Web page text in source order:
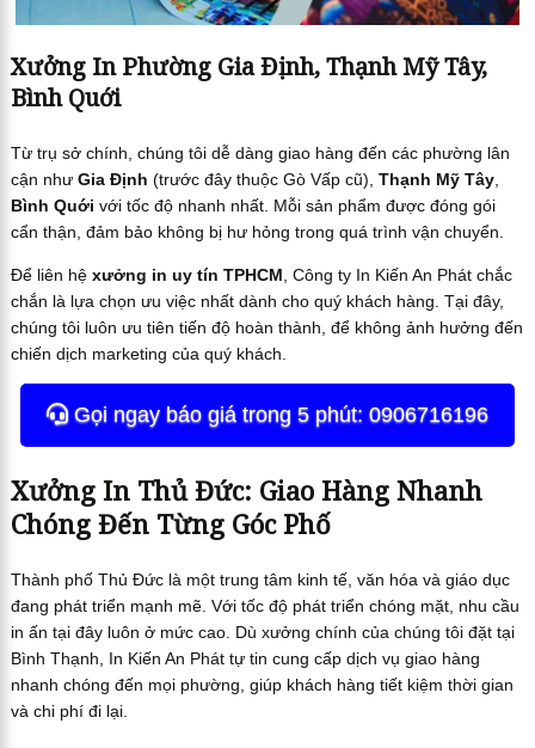
Xưởng In Phường Gia Định, Thạnh Mỹ Tây,
Bình Quới
Từ trụ sở chính, chúng tôi dễ dàng giao hàng đến các phường lân
cận như Gia Định (trước đây thuộc Gò Vấp cũ), Thạnh Mỹ Tây,
Bình Quới với tốc độ nhanh nhất. Mỗi sản phẩm được đóng gói
cẩn thận, đảm bảo không bị hư hỏng trong quá trình vận chuyển.
Để liên hệ xưởng in uy tín TPHCM , Công ty In Kiến An Phát chắc
chắn là lựa chọn ưu việc nhất dành cho quý khách hàng. Tại đây,
chúng tôi luôn ưu tiên tiến độ hoàn thành, để không ảnh hưởng đến
chiến dịch marketing của quý khách.
Gọi ngay báo giá trong 5 phút: 0906716196
Xưởng In Thủ Đức: Giao Hàng Nhanh
Chóng Đến Từng Góc Phố
Thành phố Thủ Đức là một trung tâm kinh tế, văn hóa và giáo dục
đang phát triển mạnh mẽ. Với tốc độ phát triển chóng mặt, nhu cầu
in ấn tại đây luôn ở mức cao. Dù xưởng chính của chúng tôi đặt tại
Bình Thạnh, In Kiến An Phát tự tin cung cấp dịch vụ giao hàng
nhanh chóng đến mọi phường, giúp khách hàng tiết kiệm thời gian
và chi phí đi lại.